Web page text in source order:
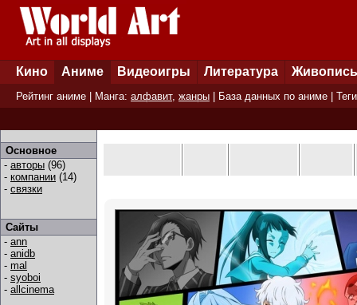
Кино Аниме Видеоигры Литература Живопись
Рейтинг аниме | Манга: алфавит, жанры База данных по аниме Теги
Основное
- авторы (96)
- компании (14)
- связки
Сайты
- ann
- anidb
- mal
- syoboi
- allcinema